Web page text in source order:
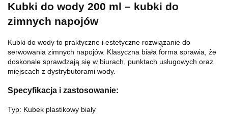
Kubki do wody 200 ml – kubki do
zimnych napojów
Kubki do wody to praktyczne i estetyczne rozwiązanie do
serwowania zimnych napojów. Klasyczna biała forma sprawia, że
doskonale sprawdzają się w biurach, punktach usługowych oraz
miejscach z dystrybutorami wody.
Specyfikacja i zastosowanie:
Typ: Kubek plastikowy biały